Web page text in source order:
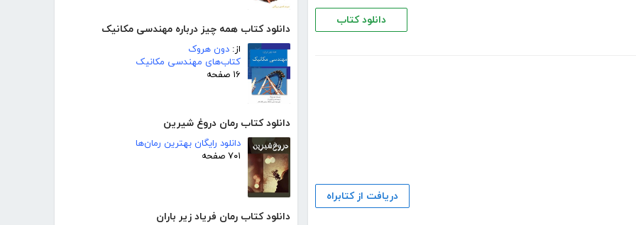
دانلود کتاب همه چیز درباره مهندسی مکانیک
از: دون هروک
کتاب‌های مهندسی مکانیک
۱۶ صفحه
دانلود کتاب رمان دروغ شیرین
دانلود رایگان بهترین رمان‌ها
۷۰۱ صفحه
دانلود کتاب رمان فریاد زیر باران
دانلود کتاب
دریافت از کتابراه